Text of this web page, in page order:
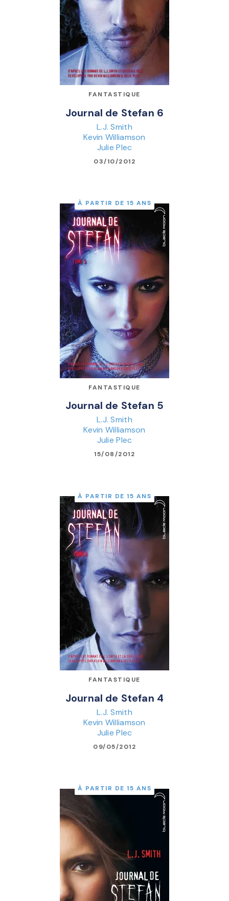
FANTASTIQUE
Journal de Stefan 6
L.J. Smith
Kevin Williamson
Julie Plec
03/10/2012
À PARTIR DE 15 ANS
FANTASTIQUE
Journal de Stefan 5
L.J. Smith
Kevin Williamson
Julie Plec
15/08/2012
À PARTIR DE 15 ANS
FANTASTIQUE
Journal de Stefan 4
L.J. Smith
Kevin Williamson
Julie Plec
09/05/2012
À PARTIR DE 15 ANS